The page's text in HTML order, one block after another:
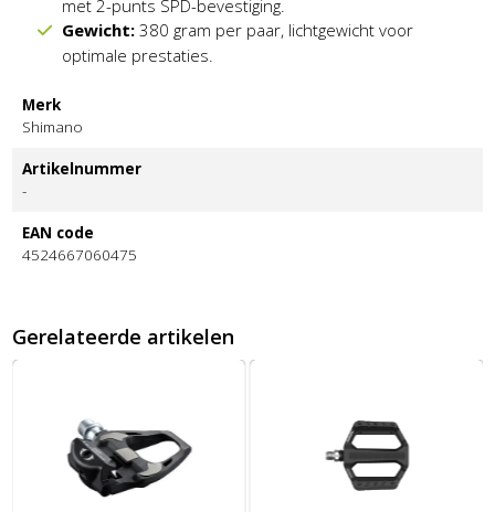
met 2-punts SPD-bevestiging.
Gewicht: 380 gram per paar, lichtgewicht voor
optimale prestaties.
Merk
Shimano
Artikelnummer
-
EAN code
4524667060475
Gerelateerde artikelen